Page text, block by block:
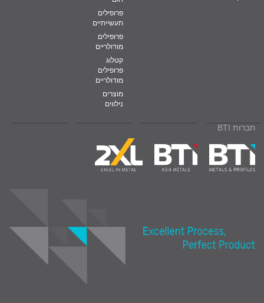
פרופילים
תעשייתיים
פרופילים
מודולריים
קטלוג
פרופילים
מודולריים
מוצרים
נילווים
חברות BTI